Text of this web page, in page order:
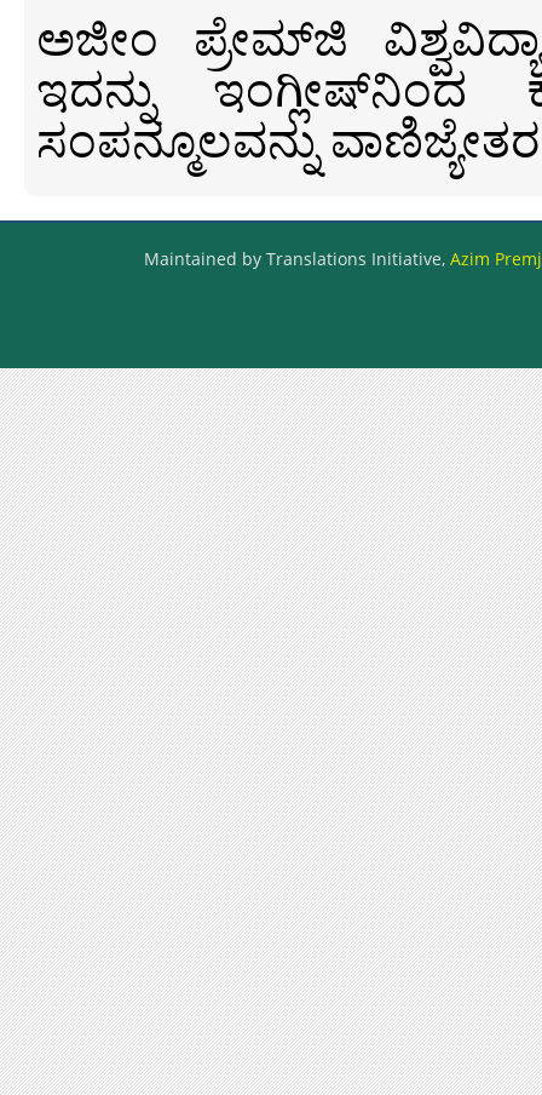
ಅಜೀಂ ಪ್ರೇಮ್‍ಜಿ
ಇದನ್ನು ಇಂಗ್ಲೀಷ್‍ನಿಂದ
ಸಂಪನ್ಮೂಲವನ್ನು
Maintained by Translations Initiative, Azim